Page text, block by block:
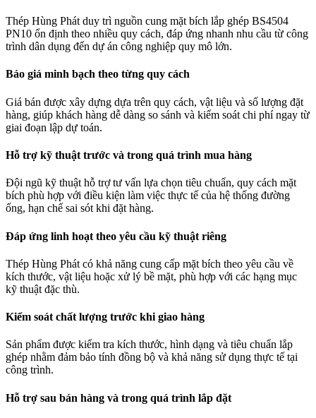
Thép Hùng Phát duy trì nguồn cung mặt bích lắp ghép BS4504
PN10 ổn định theo nhiều quy cách, đáp ứng nhanh nhu cầu từ công
trình dân dụng đến dự án công nghiệp quy mô lớn.
Báo giá minh bạch theo từng quy cách
Giá bán được xây dựng dựa trên quy cách, vật liệu và số lượng đặt
hàng, giúp khách hàng dễ dàng so sánh và kiểm soát chi phí ngay từ
giai đoạn lập dự toán.
Hỗ trợ kỹ thuật trước và trong quá trình mua hàng
Đội ngũ kỹ thuật hỗ trợ tư vấn lựa chọn tiêu chuẩn, quy cách mặt
bích phù hợp với điều kiện làm việc thực tế của hệ thống đường
ống, hạn chế sai sót khi đặt hàng.
Đáp ứng linh hoạt theo yêu cầu kỹ thuật riêng
Thép Hùng Phát có khả năng cung cấp mặt bích theo yêu cầu về
kích thước, vật liệu hoặc xử lý bề mặt, phù hợp với các hạng mục
kỹ thuật đặc thù.
Kiểm soát chất lượng trước khi giao hàng
Sản phẩm được kiểm tra kích thước, hình dạng và tiêu chuẩn lắp
ghép nhằm đảm bảo tính đồng bộ và khả năng sử dụng thực tế tại
công trình.
Hỗ trợ sau bán hàng và trong quá trình lắp đặt